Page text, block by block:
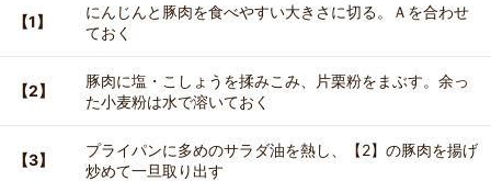
【1】
にんじんと豚肉を食べやすい大きさに切る。Ａを合わせ
ておく
【2】
豚肉に塩・こしょうを揉みこみ、片栗粉をまぶす。余っ
た小麦粉は水で溶いておく
【3】
プライパンに多めのサラダ油を熱し、【2】の豚肉を揚げ
炒めて一旦取り出す